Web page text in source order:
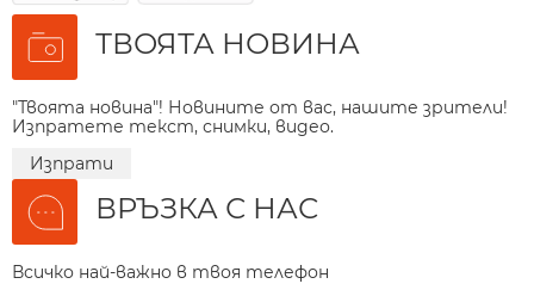
ТВОЯТА НОВИНА
"Твоята новина"! Новините от вас, нашите зрители!
Изпратете текст, снимки, видео.
Изпрати
ВРЪЗКА С НАС
Всичко най-важно в твоя телефон